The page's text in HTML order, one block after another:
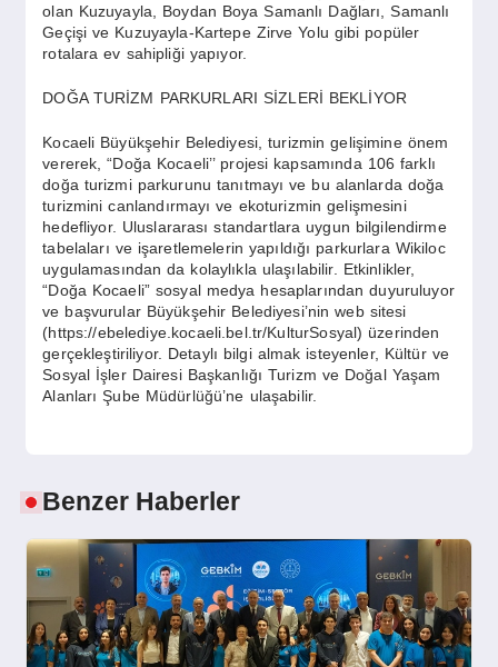
olan Kuzuyayla, Boydan Boya Samanlı Dağları, Samanlı
Geçişi ve Kuzuyayla-Kartepe Zirve Yolu gibi popüler
rotalara ev sahipliği yapıyor.
DOĞA TURİZM PARKURLARI SİZLERİ BEKLİYOR
Kocaeli Büyükşehir Belediyesi, turizmin gelişimine önem
vererek, “Doğa Kocaeli’’ projesi kapsamında 106 farklı
doğa turizmi parkurunu tanıtmayı ve bu alanlarda doğa
turizmini canlandırmayı ve ekoturizmin gelişmesini
hedefliyor. Uluslararası standartlara uygun bilgilendirme
tabelaları ve işaretlemelerin yapıldığı parkurlara Wikiloc
uygulamasından da kolaylıkla ulaşılabilir. Etkinlikler,
“Doğa Kocaeli” sosyal medya hesaplarından duyuruluyor
ve başvurular Büyükşehir Belediyesi’nin web sitesi
(https://ebelediye.kocaeli.bel.tr/KulturSosyal) üzerinden
gerçekleştiriliyor. Detaylı bilgi almak isteyenler, Kültür ve
Sosyal İşler Dairesi Başkanlığı Turizm ve Doğal Yaşam
Alanları Şube Müdürlüğü’ne ulaşabilir.
Benzer Haberler